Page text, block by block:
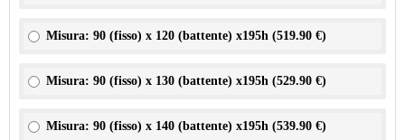
Misura: 90 (fisso) x 120 (battente) x195h (519.90 €)
Misura: 90 (fisso) x 130 (battente) x195h (529.90 €)
Misura: 90 (fisso) x 140 (battente) x195h (539.90 €)